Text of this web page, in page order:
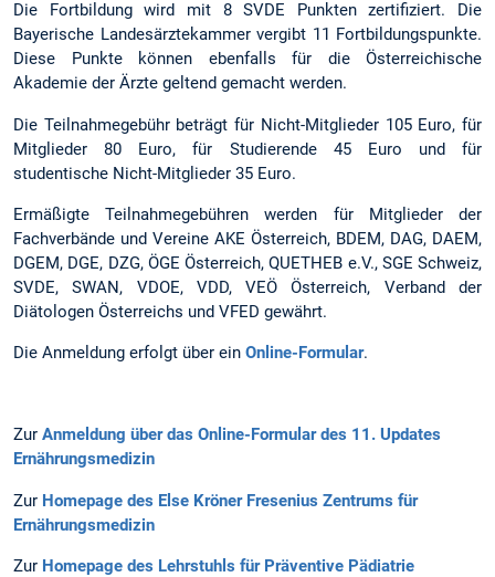
Die Fortbildung wird mit 8 SVDE Punkten zertifiziert. Die
Bayerische Landesärztekammer vergibt 11 Fortbildungspunkte.
Diese Punkte können ebenfalls für die Österreichische
Akademie der Ärzte geltend gemacht werden.
Die Teilnahmegebühr beträgt für Nicht-Mitglieder 105 Euro, für
Mitglieder 80 Euro, für Studierende 45 Euro und für
studentische Nicht-Mitglieder 35 Euro.
Ermäßigte Teilnahmegebühren werden für Mitglieder der
Fachverbände und Vereine AKE Österreich, BDEM, DAG, DAEM,
DGEM, DGE, DZG, ÖGE Österreich, QUETHEB e.V., SGE Schweiz,
SVDE, SWAN, VDOE, VDD, VEÖ Österreich, Verband der
Diätologen Österreichs und VFED gewährt.
Die Anmeldung erfolgt über ein Online-Formular.
Zur Anmeldung über das Online-Formular des 11. Updates
Ernährungsmedizin
Zur Homepage des Else Kröner Fresenius Zentrums für
Ernährungsmedizin
Zur Homepage des Lehrstuhls für Präventive Pädiatrie